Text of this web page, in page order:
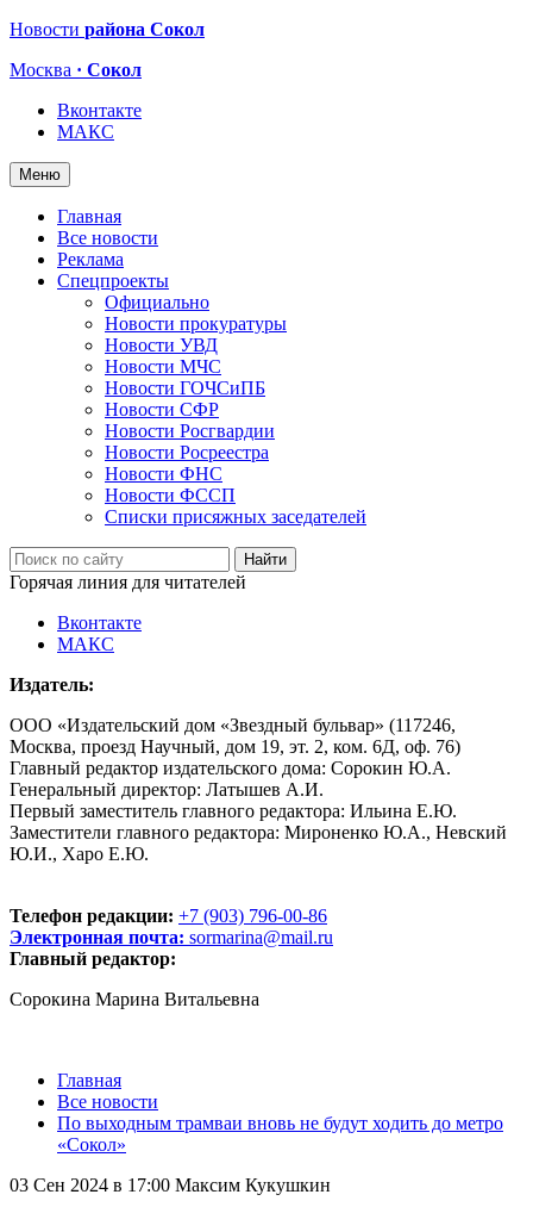
Новости района Сокол
Москва · Сокол
Вконтакте
МАКС
Меню
Главная
Все новости
Реклама
Спецпроекты
Официально
Новости прокуратуры
Новости УВД
Новости МЧС
Новости ГОЧСиПБ
Новости СФР
Новости Росгвардии
Новости Росреестра
Новости ФНС
Новости ФССП
Списки присяжных заседателей
Горячая линия для читателей
Вконтакте
МАКС
Издатель:
ООО «Издательский дом «Звездный бульвар» (117246,
Москва, проезд Научный, дом 19, эт. 2, ком. 6Д, оф. 76)
Главный редактор издательского дома: Сорокин Ю.А.
Генеральный директор: Латышев А.И.
Первый заместитель главного редактора: Ильина Е.Ю.
Заместители главного редактора: Мироненко Ю.А., Невский
Ю.И., Харо Е.Ю.
Телефон редакции: +7 (903) 796-00-86
Электронная почта: sormarina@mail.ru
Главный редактор:
Сорокина Марина Витальевна
Главная
Все новости
По выходным трамваи вновь не будут ходить до метро
«Сокол»
03 Сен 2024 в 17:00 Максим Кукушкин